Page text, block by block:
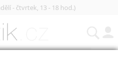
- čtvrtek, 13 - 18 hod.)